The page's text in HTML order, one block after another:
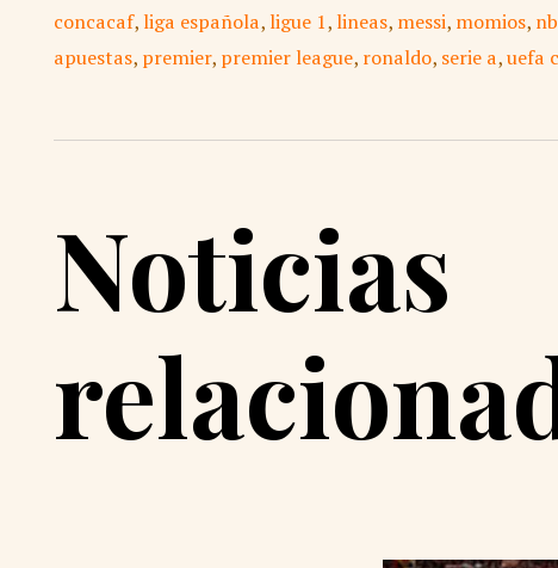
concacaf,liga española,ligue 1,lineas, messi, momios,
apuestas, premier, premier league, ronaldo, serie a,uefa
Noticias